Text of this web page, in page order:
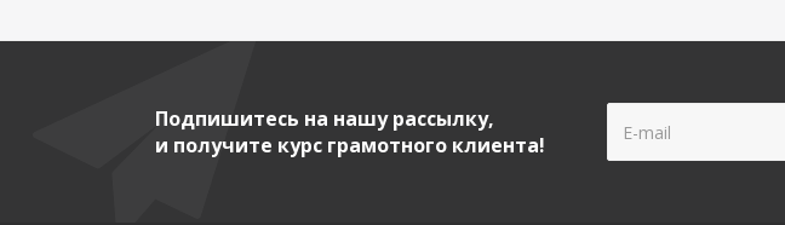
Подпишитесь на нашу рассылку,
и получите курс грамотного клиента!